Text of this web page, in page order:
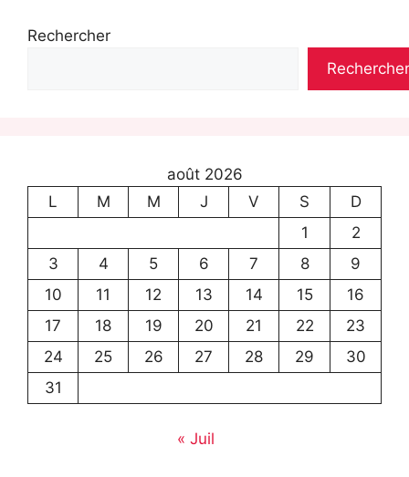
Rechercher
Rechercher
août 2026
L
M M J V S
D
1
2
3
4 5 6 7 8
9
10
11 12 13 14 15
16
17
18 19 20 21 22
23
24
25 26 27 28 29
30
31
« Juil